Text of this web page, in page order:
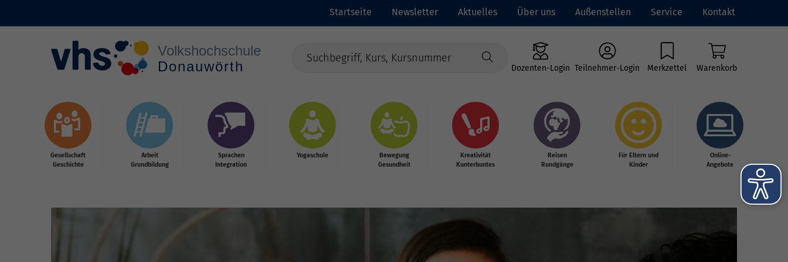
Startseite Newsletter Aktuelles Über uns Außenstellen Service Kontakt
Dozenten-Login Teilnehmer-Login Merkzettel Warenkorb
Gesellschaft
Geschichte
Arbeit
Grundbildung
Sprachen
Integration
Yogaschule
Bewegung
Gesundheit
Kreativität
Kunterbuntes
Reisen
Rundgänge
Für Eltern und
Kinder
Online-
Angebote